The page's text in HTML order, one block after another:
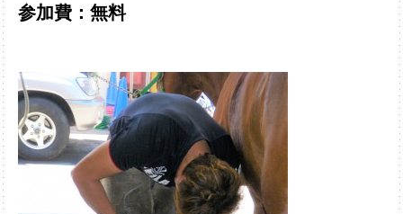
参加費：無料